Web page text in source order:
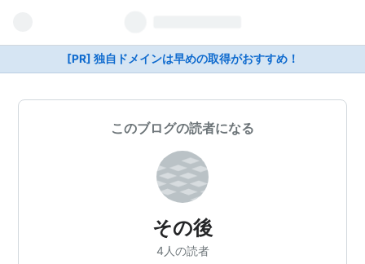
[PR] 独自ドメインは早めの取得がおすすめ！
このブログの読者になる
その後
4人の読者